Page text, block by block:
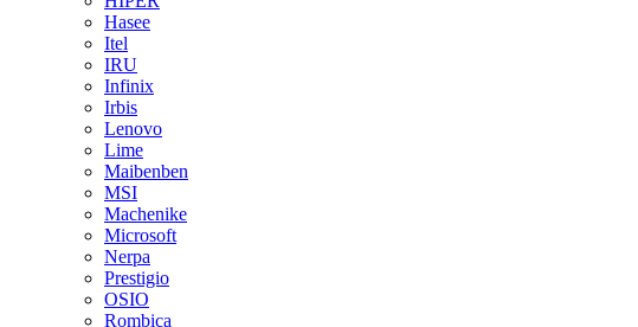
Hasee
Itel
IRU
Infinix
Irbis
Lenovo
Lime
Maibenben
MSI
Machenike
Microsoft
Nerpa
Prestigio
OSIO
Rombica